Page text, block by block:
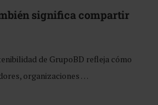
significa compartir
de GrupoBD refleja cómo
organizaciones …